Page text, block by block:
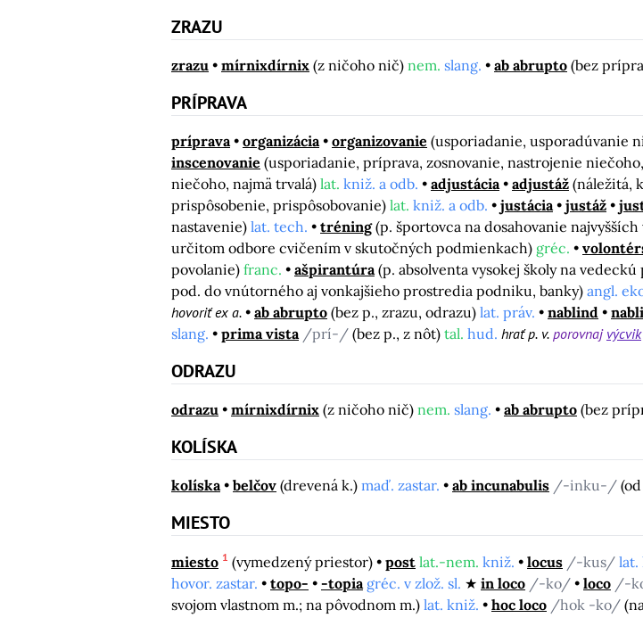
ZRAZU
zrazu mírnixdírnix (z ničoho nič) nem. slang. ab abrupto (bez
PRÍPRAVA
príprava organizácia organizovanie (usporiadanie, usporadúvanie
inscenovanie (usporiadanie, príprava, zosnovanie, nastrojenie
niečoho, najmä trvalá) lat. kniž. a odb. adjustácia adjustáž (náležitá,
prispôsobenie, prispôsobovanie) lat. kniž. a odb. justácia justáž
nastavenie) lat. tech. tréning (p. športovca na dosahovanie
určitom odbore cvičením v skutočných podmienkach) gréc.
povolanie) franc. ašpirantúra (p. absolventa vysokej školy na vedeckú
pod. do vnútorného aj vonkajšieho prostredia podniku, banky) angl.
hovoriť ex a.
ab abrupto (bez p., zrazu, odrazu) lat. práv. nablind
slang.
prima vista /prí-/ (bez p., z nôt) tal. hud. hrať p. v. porovnaj výcvik
ODRAZU
odrazu mírnixdírnix (z ničoho nič) nem. slang. ab abrupto (bez
KOLÍSKA
kolíska belčov (drevená k.) maď. zastar. ab incunabulis /-inku-/
MIESTO
miesto 1 (vymedzený priestor) post lat.-nem. kniž. locus /-kus/ lat.
hovor. zastar.
topo- -topia gréc. v zlož. sl. in loco /-ko/ loco /-
svojom vlastnom m.; na pôvodnom m.) lat. kniž. hoc loco /hok -ko/